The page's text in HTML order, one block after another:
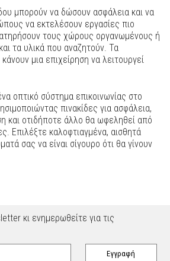
μπορούν να δώσουν ασφάλεια και να
να εκτελέσουν εργασίες πιο
τους χώρους οργανωμένους ή
τα υλικά που αναζητούν. Τα
μια επιχείρηση να λειτουργεί
οπτικό σύστημα επικοινωνίας στο
πινακίδες για ασφάλεια,
και οτιδήποτε άλλο θα ωφεληθεί από
Επιλέξτε καλοφτιαγμένα, αισθητά
σας να είναι σίγουρο ότι θα γίνουν
κι ενημερωθείτε για τις